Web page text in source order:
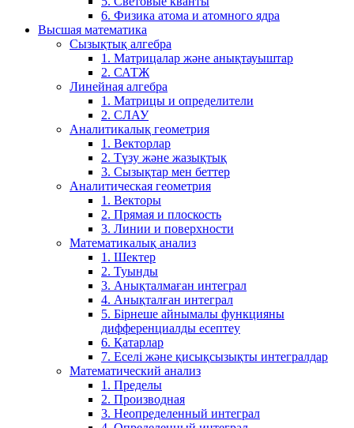
6. Физика атома и атомного ядра
Высшая математика
Сызықтық алгебра
1. Матрицалар және анықтауыштар
2. САТЖ
Линейная алгебра
1. Матрицы и определители
2. СЛАУ
Аналитикалық геометрия
1. Векторлар
2. Түзу және жазықтық
3. Сызықтар мен беттер
Аналитическая геометрия
1. Векторы
2. Прямая и плоскость
3. Линии и поверхности
Математикалық анализ
1. Шектер
2. Туынды
3. Анықталмаған интеграл
4. Анықталған интеграл
5. Бірнеше айнымалы функцияны
дифференциалды есептеу
6. Қатарлар
7. Еселі және қисықсызықты интегралдар
Математический анализ
1. Пределы
2. Производная
3. Неопределенный интеграл